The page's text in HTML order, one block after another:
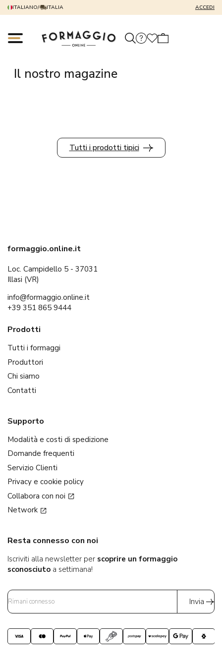
ITALIANO/ ITALIA ACCEDI
/ Il nostro magazine
Il nostro magazine
Tutti i prodotti tipici
formaggio.online.it
Loc. Campidello 5 - 37031
Illasi (VR)
info@formaggio.online.it
+39 351 865 9444
Prodotti
Tutti i formaggi
Produttori
Chi siamo
Contatti
Supporto
Modalità e costi di spedizione
Domande frequenti
Servizio Clienti
Privacy e cookie policy
Collabora con noi
Network
Resta connesso con noi
Iscriviti alla newsletter per scoprire un formaggio
sconosciuto a settimana!
Invia